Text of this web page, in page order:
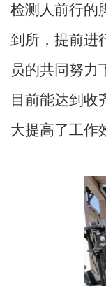
检测人前行的
到所，提前进
员的共同努力
目前能达到收
大提高了工作